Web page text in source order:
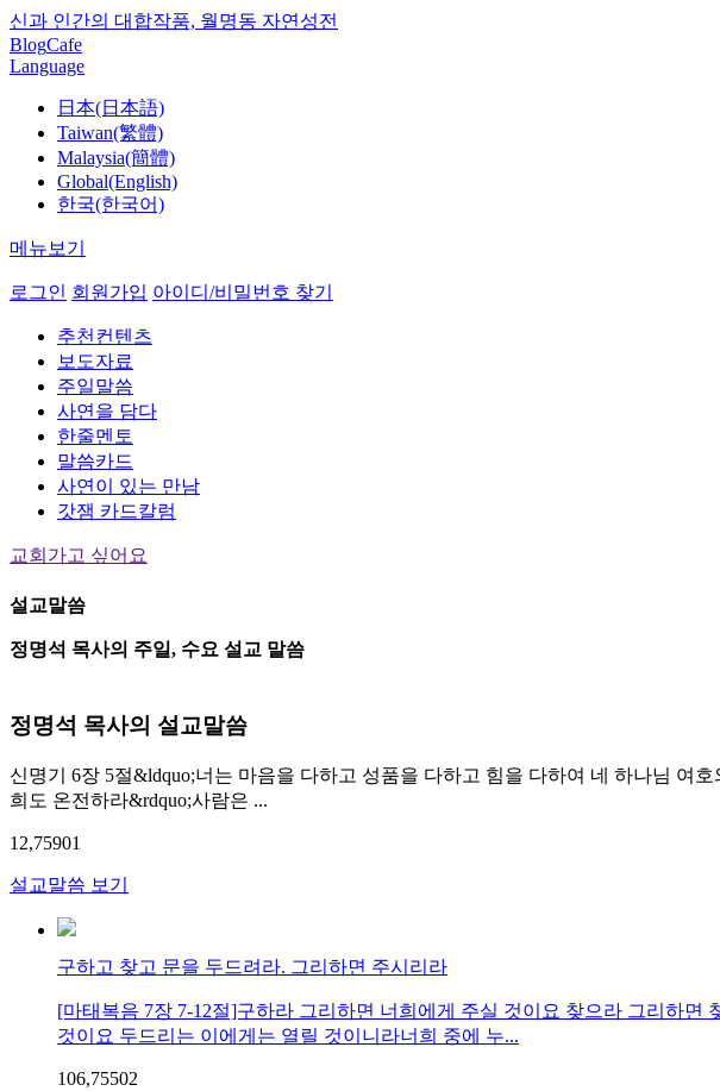
신과 인간의 대합작품, 월명동 자연성전
BlogCafe
Language
日本(日本語)
Taiwan(繁體)
Malaysia(簡體)
Global(English)
한국(한국어)
메뉴보기
로그인 회원가입 아이디/비밀번호 찾기
추천컨텐츠
보도자료
주일말씀
사연을 담다
한줄멘토
말씀카드
사연이 있는 만남
갓잼 카드칼럼
교회가고 싶어요
설교말씀
정명석 목사의 주일, 수요 설교 말씀
정명석 목사의 설교말씀
신명기 6장 5절&ldquo;너는 마음을 다하고 성품을 다하고 힘을 다하여 네 하나님 여
희도 온전하라&rdquo;사람은 ...
12,75901
설교말씀 보기
구하고 찾고 문을 두드려라. 그리하면 주시리라
[마태복음 7장 7-12절]구하라 그리하면 너희에게 주실 것이요 찾으라 그리하
것이요 두드리는 이에게는 열릴 것이니라너희 중에 누...
106,75502